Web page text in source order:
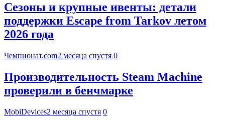
Сезоны и крупные ивенты: детали
поддержки Escape from Tarkov летом
2026 года
Чемпионат.com2 месяца спустя 0
Производительность Steam Machine
проверили в бенчмарке
MobiDevices2 месяца спустя 0